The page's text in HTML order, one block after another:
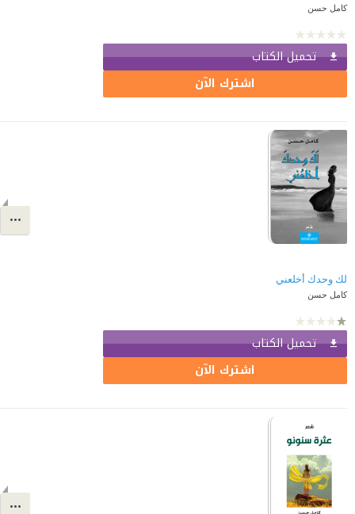
كامل حسن
تحميل الكتاب
اشترك الآن
لك وحدك أخلعني
كامل حسن
تحميل الكتاب
اشترك الآن